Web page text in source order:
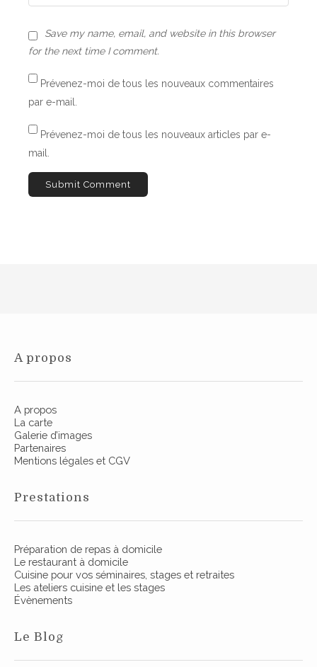
Save my name, email, and website in this browser
for the next time I comment.
Prévenez-moi de tous les nouveaux commentaires
par e-mail.
Prévenez-moi de tous les nouveaux articles par e-
mail.
A propos
A propos
La carte
Galerie d’images
Partenaires
Mentions légales et CGV
Prestations
Préparation de repas à domicile
Le restaurant à domicile
Cuisine pour vos séminaires, stages et retraites
Les ateliers cuisine et les stages
Évènements
Le Blog